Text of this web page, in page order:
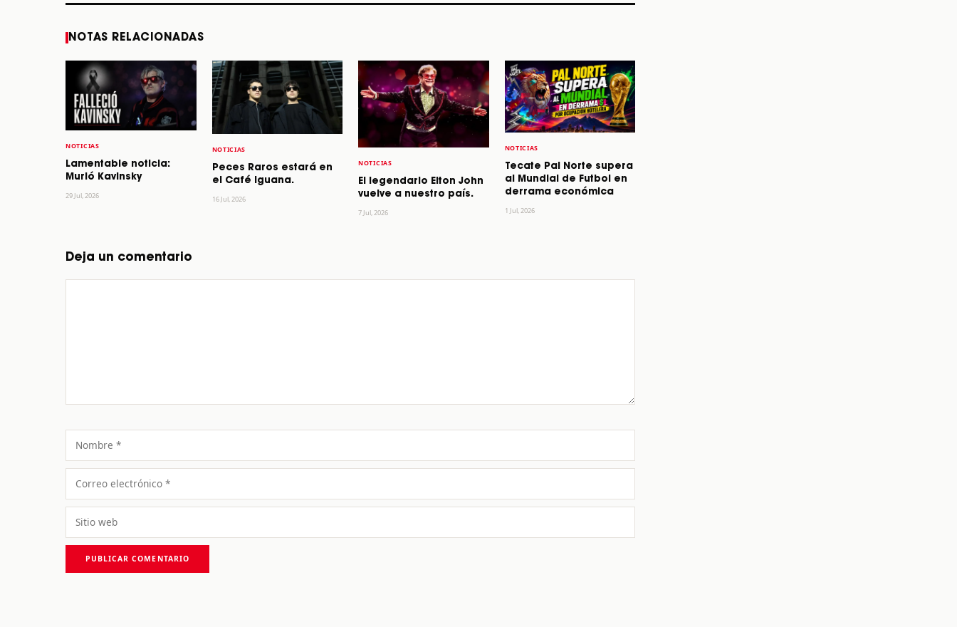
NOTAS RELACIONADAS
NOTICIAS
Lamentable noticia:
Murió Kavinsky
29 Jul, 2026
NOTICIAS
Peces Raros estará en
el Café Iguana.
16 Jul, 2026
NOTICIAS
El legendario Elton John
vuelve a nuestro país.
7 Jul, 2026
NOTICIAS
Tecate Pal Norte supera
al Mundial de Futbol en
derrama económica
1 Jul, 2026
Deja un comentario
Comentario
Nombre
Correo
electrónico
Sitio
web